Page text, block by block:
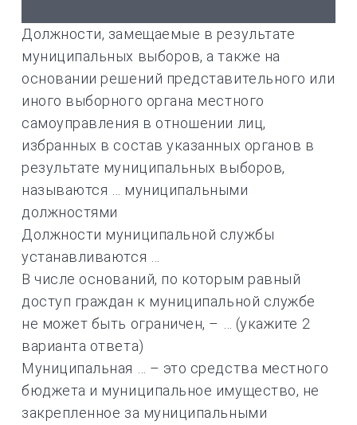
Должности, замещаемые в результате
муниципальных выборов, а также на
основании решений представительного или
иного выборного органа местного
самоуправления в отношении лиц,
избранных в состав указанных органов в
результате муниципальных выборов,
называются … муниципальными
должностями
Должности муниципальной службы
устанавливаются …
В числе оснований, по которым равный
доступ граждан к муниципальной службе
не может быть ограничен, – … (укажите 2
варианта ответа)
Муниципальная … – это средства местного
бюджета и муниципальное имущество, не
закрепленное за муниципальными